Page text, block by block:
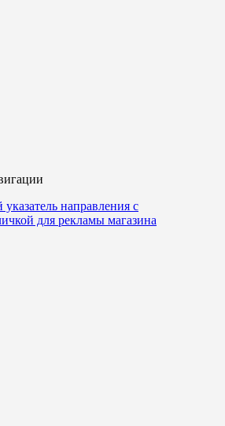
направления с
для рекламы магазина